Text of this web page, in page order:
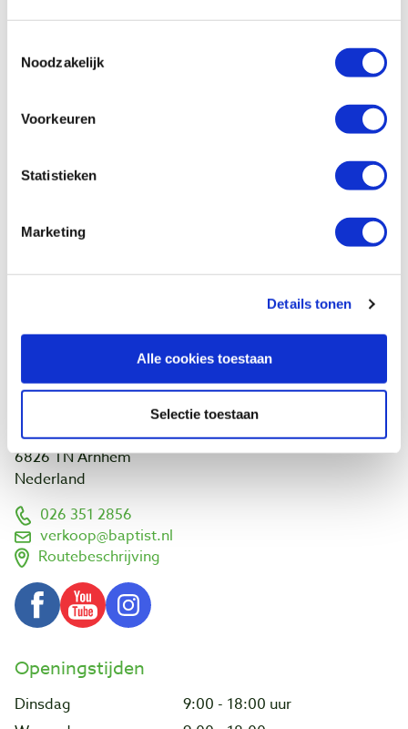
Noodzakelijk
Voorkeuren
Statistieken
Marketing
Details tonen
Alle cookies toestaan
Selectie toestaan
Betaling
Contact
Baptist Arnhem
Vacatures
Links en adressen
Bezoek ons
Vlamoven 32
6826 TN Arnhem
Nederland
026 351 2856
verkoop@baptist.nl
Routebeschrijving
Openingstijden
Dinsdag
9:00 - 18:00 uur